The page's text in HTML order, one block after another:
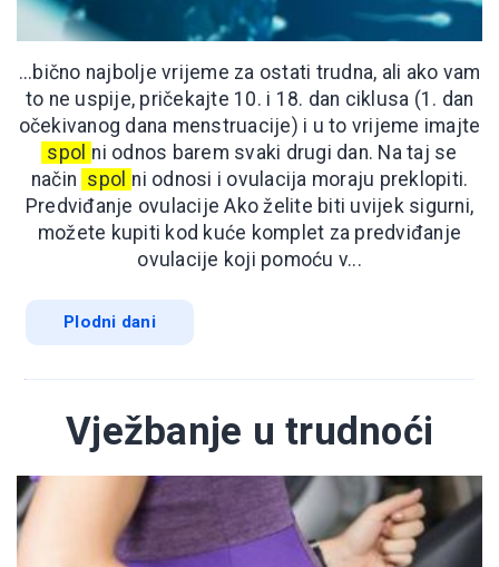
...bično najbolje vrijeme za ostati trudna, ali ako vam
to ne uspije, pričekajte 10. i 18. dan ciklusa (1. dan
očekivanog dana menstruacije) i u to vrijeme imajte
spol ni odnos barem svaki drugi dan. Na taj se
način spol ni odnosi i ovulacija moraju preklopiti.
Predviđanje ovulacije Ako želite biti uvijek sigurni,
možete kupiti kod kuće komplet za predviđanje
ovulacije koji pomoću v...
Plodni dani
Vježbanje u trudnoći